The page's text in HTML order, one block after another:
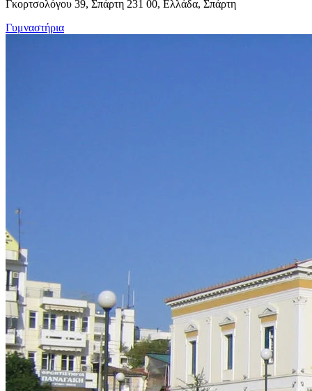
Γκορτσολόγου 39, Σπάρτη 231 00, Ελλάδα, Σπάρτη
Γυμναστήρια